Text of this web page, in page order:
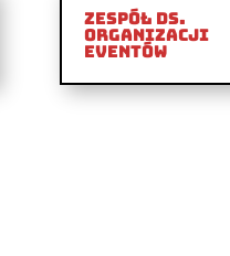
Zespół ds.
Organizacji
Eventów